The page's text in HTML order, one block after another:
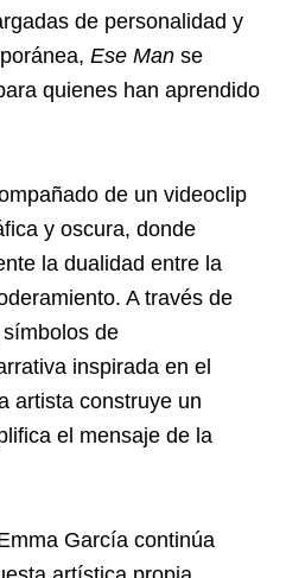
de personalidad y
Ese Man se
quienes han aprendido
de un videoclip
y oscura, donde
la dualidad entre la
A través de
de
inspirada en el
artista construye un
el mensaje de la
García continúa